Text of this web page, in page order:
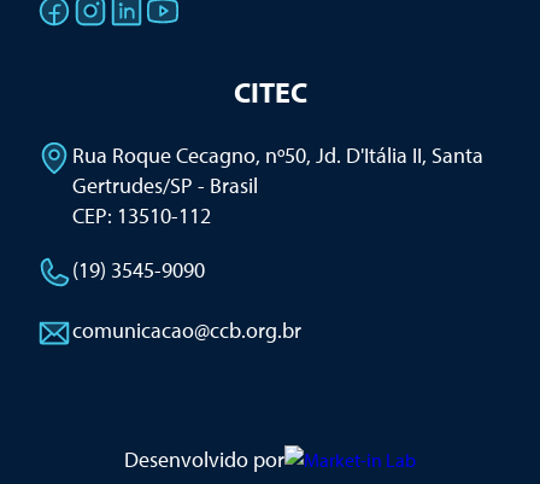
CITEC
Rua Roque Cecagno, nº50, Jd. D'Itália II, Santa
Gertrudes/SP - Brasil
CEP: 13510-112
(19) 3545-9090
comunicacao@ccb.org.br
Desenvolvido por